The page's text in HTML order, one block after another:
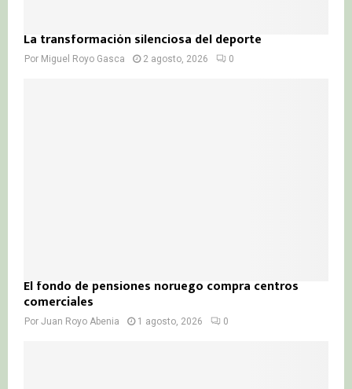
La transformación silenciosa del deporte
Por Miguel Royo Gasca 2 agosto, 2026 0
El fondo de pensiones noruego compra centros
comerciales
Por Juan Royo Abenia 1 agosto, 2026 0